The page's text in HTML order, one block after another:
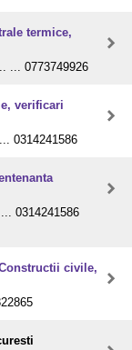
termice,
... 0773749926
verificari
0314241586
0314241586
civile,